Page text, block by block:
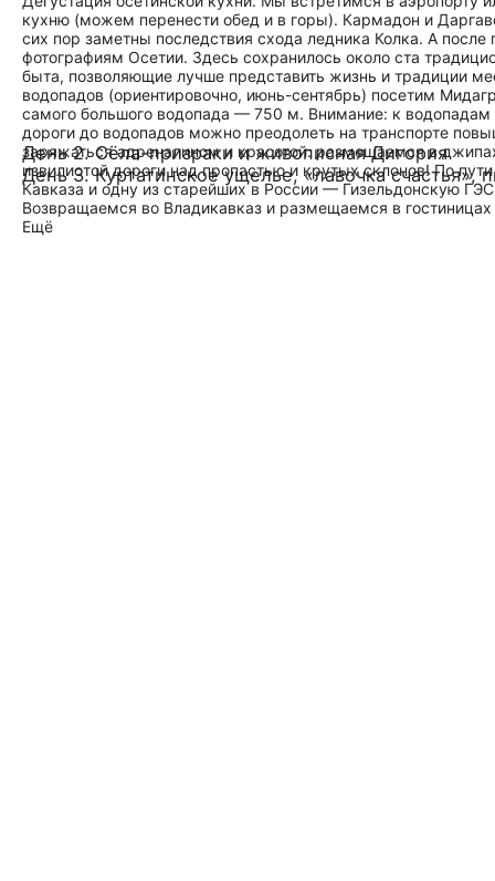
кухню (можем перенести обед и в горы). Кармадон и
сих пор заметны последствия схода ледника Колка. А
фотографиям Осетии. Здесь сохранилось около ста
быта, позволяющие лучше представить жизнь и традиции
водопадов (ориентировочно, июнь-сентябрь) посетим
самого большого водопада — 750 м. Внимание: к
дороги до водопадов можно преодолеть на транспорте
заряжаться адреналином и красотой: размещаемся в
извилистой дороги над пропастью и крутых склонов! По
Кавказа и одну из старейших в России — Гизельдонскую
Возвращаемся во Владикавказ и размещаемся в гостиницах
Ещё
День 2. Сёла-призраки и живописная Дигория
День 3. Куртатинское ущелье, «лавочка счастья»,